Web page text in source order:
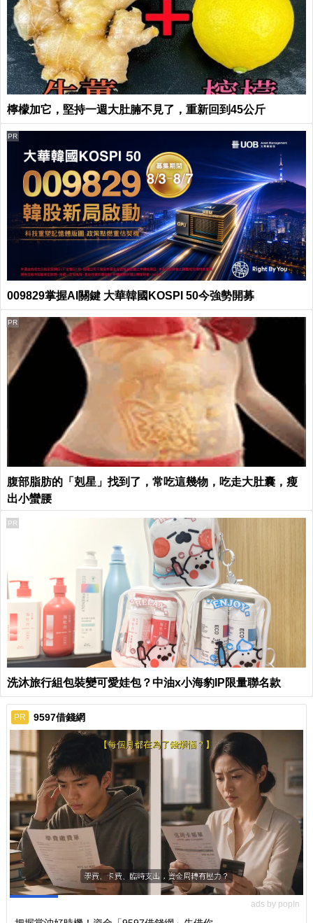
檸檬加它，堅持一週大肚腩不見了，重新回到45公斤
009829掌握AI關鍵 大華韓國KOSPI 50今強勢開募
PR
腹部脂肪的「剋星」找到了，常吃這幾物，吃走大肚囊，瘦
出小蠻腰
PR
洗沐旅行組包裝變可愛娃包？中油x小海豹IP限量聯名款
PR
PR 9597借錢網
ads by popIn